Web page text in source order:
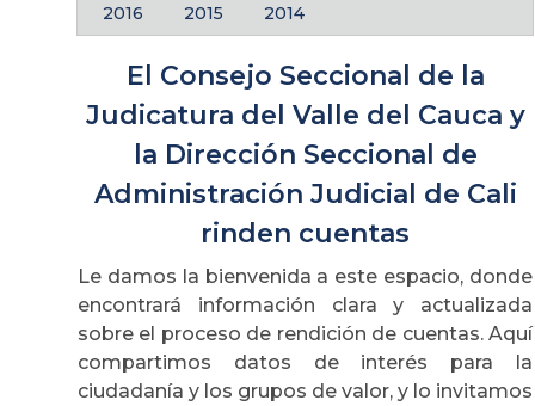
2016 2015 2014
El Consejo Seccional de la
Judicatura del Valle del Cauca y
la Dirección Seccional de
Administración Judicial de Cali
rinden cuentas
Le damos la bienvenida a este espacio, donde
encontrará información clara y actualizada
sobre el proceso de rendición de cuentas. Aquí
compartimos datos de interés para la
ciudadanía y los grupos de valor, y lo invitamos